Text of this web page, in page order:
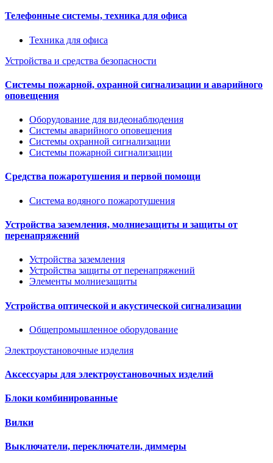
Телефонные системы, техника для офиса
Техника для офиса
Устройства и средства безопасности
Системы пожарной, охранной сигнализации и аварийного
оповещения
Оборудование для видеонаблюдения
Системы аварийного оповещения
Системы охранной сигнализации
Системы пожарной сигнализации
Средства пожаротушения и первой помощи
Система водяного пожаротушения
Устройства заземления, молниезащиты и защиты от
перенапряжений
Устройства заземления
Устройства защиты от перенапряжений
Элементы молниезащиты
Устройства оптической и акустической сигнализации
Общепромышленное оборудование
Электроустановочные изделия
Аксессуары для электроустановочных изделий
Блоки комбинированные
Вилки
Выключатели, переключатели, диммеры